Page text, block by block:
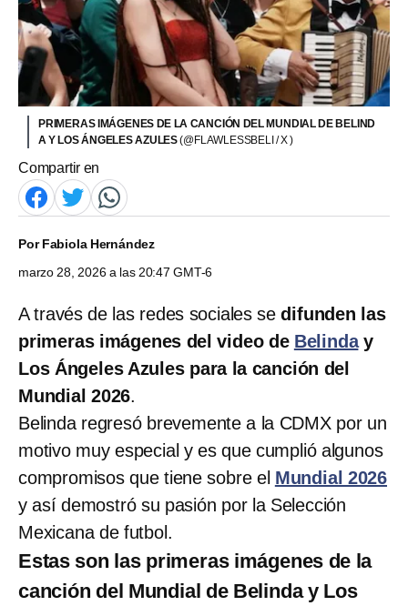
PRIMERAS IMÁGENES DE LA CANCIÓN DEL MUNDIAL DE BELIND
A Y LOS ÁNGELES AZULES(@FLAWLESSBELI / X )
Compartir en
PorFabiola Hernández
marzo 28, 2026 a las 20:47 GMT-6
A través de las redes sociales sedifunden las
primeras imágenes del video de Belinday
Los Ángeles Azules para la canción del
Mundial 2026.
Belinda regresó brevemente a la CDMX por un
motivo muy especial y es que cumplió algunos
compromisos que tiene sobre el Mundial 2026
y así demostró su pasión por la Selección
Mexicana de futbol.
Estas son las primeras imágenes de la
canción del Mundial de Belinda y Los